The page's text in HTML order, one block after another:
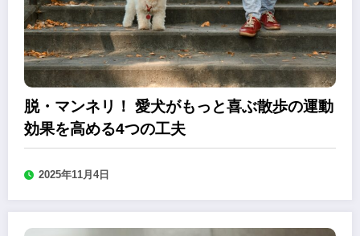
脱・マンネリ！ 愛犬がもっと喜ぶ散歩の運動
効果を高める4つの工夫
2025年11月4日